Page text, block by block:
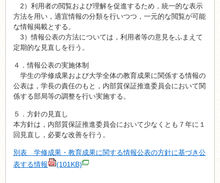
2）利用者の閲覧および理解を促進するため，統一的な表示
方法を用い，適宜情報の分類を行いつつ，一元的な閲覧が可能
な情報掲載とする。
3）情報公表の方法については，利用者等の意見をふまえて
定期的な見直しを行う。
４．情報公表の実施体制
学生の学修成果および大学全体の教育成果に関係する情報の
公表は，学長の責任のもと，内部質保証推進委員会において関
係する部局等の調整を行い実施する。
５．方針の見直し
本方針は，内部質保証推進委員会において少なくとも７年に１
回見直し，必要な改善を行う。
別表 学修成果・教育成果に関する情報公表の方針に基づき公
表する情報
(101KB)